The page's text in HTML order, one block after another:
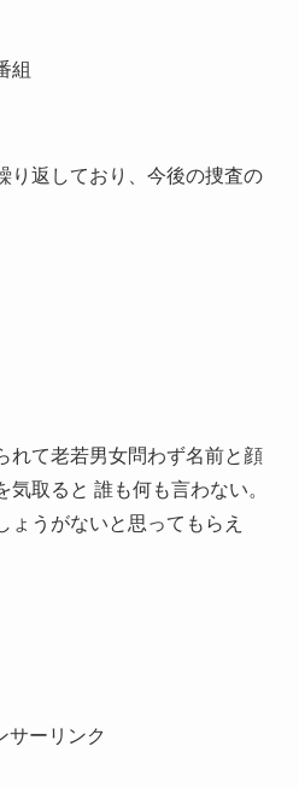
組
り返しており、今後の捜査の
れて老若男女問わず名前と顔
取ると 誰も何も言わない。
ょうがないと思ってもらえ
サーリンク